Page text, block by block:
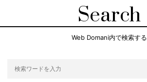
Search
Web Domani内で検索する